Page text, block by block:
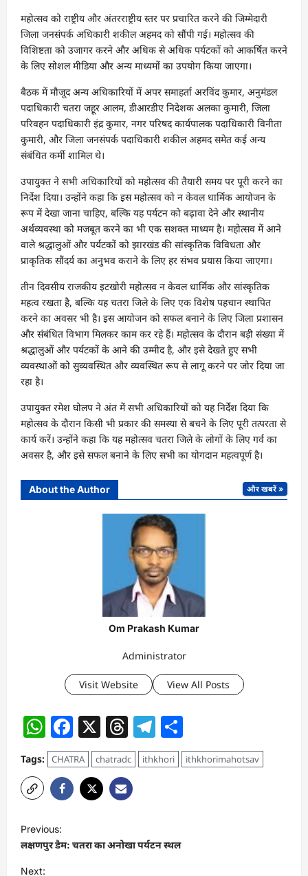
महोत्सव को राष्ट्रीय और अंतरराष्ट्रीय स्तर पर प्रचारित करने की जिम्मेदारी
जिला जनसंपर्क अधिकारी शकील अहमद को सौंपी गई। महोत्सव की
विशिष्टता को उजागर करने और अधिक से अधिक पर्यटकों को आकर्षित करने
के लिए सोशल मीडिया और अन्य माध्यमों का उपयोग किया जाएगा।
बैठक में मौजूद अन्य अधिकारियों में अपर समाहर्ता अरविंद कुमार, अनुमंडल
पदाधिकारी चतरा जहूर आलम, डीआरडीए निदेशक अलका कुमारी, जिला
परिवहन पदाधिकारी इंद्र कुमार, नगर परिषद कार्यपालक पदाधिकारी विनीता
कुमारी, और जिला जनसंपर्क पदाधिकारी शकील अहमद समेत कई अन्य
संबंधित कर्मी शामिल थे।
उपायुक्त ने सभी अधिकारियों को महोत्सव की तैयारी समय पर पूरी करने का
निर्देश दिया। उन्होंने कहा कि इस महोत्सव को न केवल धार्मिक आयोजन के
रूप में देखा जाना चाहिए, बल्कि यह पर्यटन को बढ़ावा देने और स्थानीय
अर्थव्यवस्था को मजबूत करने का भी एक सशक्त माध्यम है। महोत्सव में आने
वाले श्रद्धालुओं और पर्यटकों को झारखंड की सांस्कृतिक विविधता और
प्राकृतिक सौंदर्य का अनुभव कराने के लिए हर संभव प्रयास किया जाएगा।
तीन दिवसीय राजकीय इटखोरी महोत्सव न केवल धार्मिक और सांस्कृतिक
महत्व रखता है, बल्कि यह चतरा जिले के लिए एक विशेष पहचान स्थापित
करने का अवसर भी है। इस आयोजन को सफल बनाने के लिए जिला प्रशासन
और संबंधित विभाग मिलकर काम कर रहे हैं। महोत्सव के दौरान बड़ी संख्या में
श्रद्धालुओं और पर्यटकों के आने की उम्मीद है, और इसे देखते हुए सभी
व्यवस्थाओं को सुव्यवस्थित और व्यवस्थित रूप से लागू करने पर जोर दिया जा
रहा है।
उपायुक्त रमेश घोलप ने अंत में सभी अधिकारियों को यह निर्देश दिया कि
महोत्सव के दौरान किसी भी प्रकार की समस्या से बचने के लिए पूरी तत्परता से
कार्य करें। उन्होंने कहा कि यह महोत्सव चतरा जिले के लोगों के लिए गर्व का
अवसर है, और इसे सफल बनाने के लिए सभी का योगदान महत्वपूर्ण है।
About the Author और खबरें »
Om Prakash Kumar
Administrator
Visit Website View All Posts
WhatsApp
Facebook
X Threads
Telegram
Tags: CHATRA chatradc ithkhori ithkhorimahotsav
P
o
s
Previous:
लक्षणपुर डैम: चतरा का अनोखा पर्यटन स्थल
Next: